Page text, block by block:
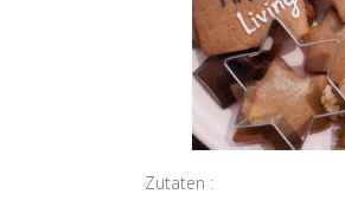
Zutaten :